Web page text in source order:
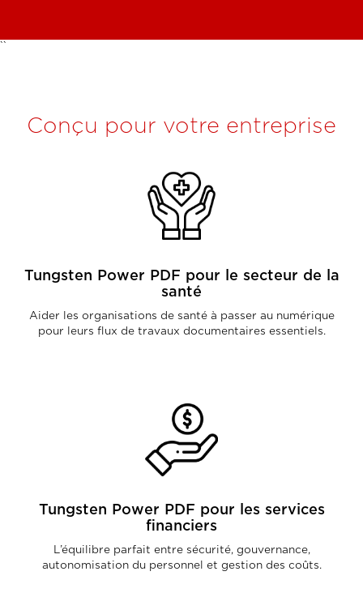
``
Conçu pour votre entreprise
Tungsten Power PDF pour le secteur de la
santé
Aider les organisations de santé à passer au numérique
pour leurs flux de travaux documentaires essentiels.
Tungsten Power PDF pour les services
financiers
L’équilibre parfait entre sécurité, gouvernance,
autonomisation du personnel et gestion des coûts.